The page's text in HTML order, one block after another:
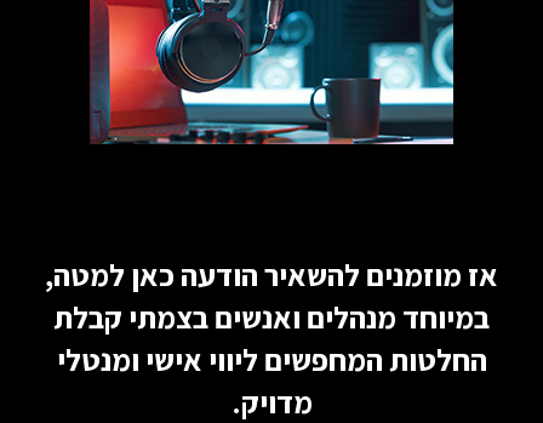
אז מוזמנים להשאיר הודעה כאן למטה,
במיוחד מנהלים ואנשים בצמתי קבלת
החלטות המחפשים ליווי אישי ומנטלי
מדויק.